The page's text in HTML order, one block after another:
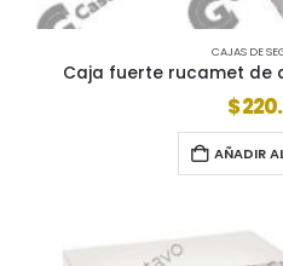
CAJAS DE
Caja fuerte rucamet de
$
AÑADIR